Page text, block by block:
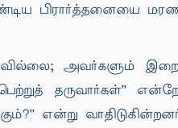
பிரார்த்தனையை
அவர்களும்
தருவார்கள்'' என்றே
என்று